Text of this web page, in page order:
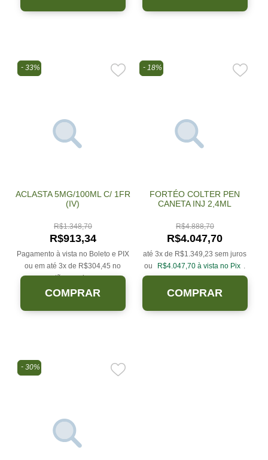
33%
ACLASTA 5MG/100ML C/ 1FR
(IV)
R$1.348,70
R$913,34
Pagamento à vista no Boleto e PIX
ou em até 3x de R$304,45 no
cartão sem juros.
COMPRAR
18%
FORTÉO COLTER PEN
CANETA INJ 2,4ML
R$4.888,70
R$4.047,70
até 3x de R$1.349,23 sem juros
ou
R$4.047,70 à vista no Pix .
COMPRAR
30%